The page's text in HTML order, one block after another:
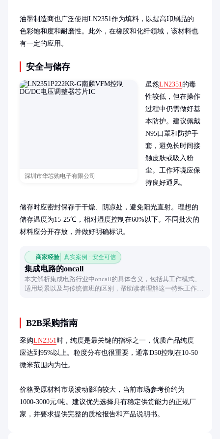
油墨制造商也广泛使用LN2351作为填料，以提高印刷品的
色彩饱和度和耐磨性。此外，在橡胶和化纤领域，该材料也
有一定的应用。
安全与储存
深圳市华芯购电子有限公司
虽然LN2351的毒
性较低，但在操作
过程中仍需做好基
本防护。建议佩戴
N95口罩和防护手
套，避免长时间接
触皮肤或吸入粉
尘。工作环境应保
持良好通风。
储存时应密封保存于干燥、阴凉处，避免阳光直射。理想的
储存温度为15-25℃，相对湿度控制在60%以下。不同批次的
材料应分开存放，并做好明确标识。
商家经验 真实案例 · 安全可信
集成电路的oncall
本文解析集成电路行业中oncall的具体含义，包括其工作模式、
适用场景以及与传统值班的区别，帮助读者理解这一特殊工作机
B2B采购指南
采购LN2351时，纯度是最关键的指标之一，优质产品纯度
应达到95%以上。粒度分布也很重要，通常D50控制在10-50
微米范围内为佳。
价格受原材料市场波动影响较大，当前市场参考价约为
1000-3000元/吨。建议优先选择具有稳定供货能力的正规厂
家，并要求提供完整的质检报告和产品说明书。